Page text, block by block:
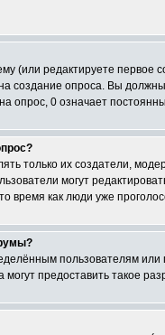
(или редактируете
создание опроса. Вы
опрос, 0 означает
только их создатели,
могут
время как люди уже
пользователям или
предоставить такое